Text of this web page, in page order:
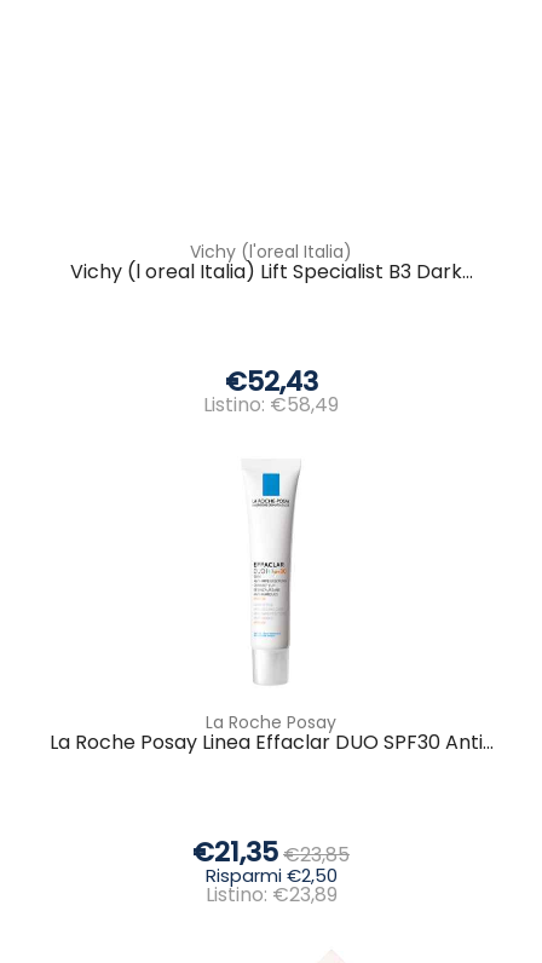
Vichy (l'oreal Italia)
Vichy (l oreal Italia) Lift Specialist B3 Dark...
€52,43
Listino: €58,49
La Roche Posay
La Roche Posay Linea Effaclar DUO SPF30 Anti...
€21,35€23,85
Risparmi €2,50
Listino: €23,89